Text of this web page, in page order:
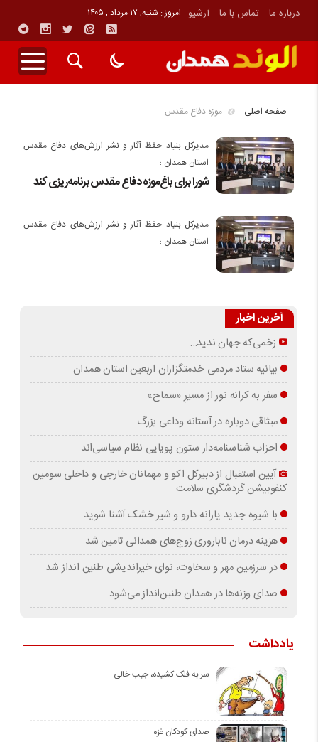
درباره ما تماس با ما آرشیو امروز : شنبه, ۱۷ مرداد , ۱۴۰۵
صفحه اصلی موزه دفاع مقدس
مدیرکل بنیاد حفظ آثار و نشر ارزش‌های دفاع مقدس
استان همدان ؛
شورا برای باغ‌موزه دفاع مقدس برنامه‌ریزی کند
مدیرکل بنیاد حفظ آثار و نشر ارزش‌های دفاع مقدس
استان همدان ؛
آخرین اخبار
زخمی‌که جهان ندید…
بیانیه ستاد مردمی خدمتگزاران اربعین استان همدان
سفر به کرانه‌ نور از مسیرِ «سماح»
میثاقی دوباره در آستانه‌ وداعی بزرگ
احزاب شناسنامه‌دار ستون پویایی نظام سیاسی‌اند
آیین استقبال از دبیرکل اکو و مهمانان خارجی و داخلی سومین
کنفوبیشن گردشگری سلامت
با شیوه جدید یارانه دارو و شیر خشک آشنا شوید
هزینه درمان ناباروری زوج‌های همدانی تامین شد
در سرزمین مهر و سخاوت، نوای خیراندیشی طنین انداز شد
صدای وزنه‌ها در همدان طنین‌انداز می‌شود
یادداشت
سر به فلک کشیده، جیب خالی
صدای کودکان غزه